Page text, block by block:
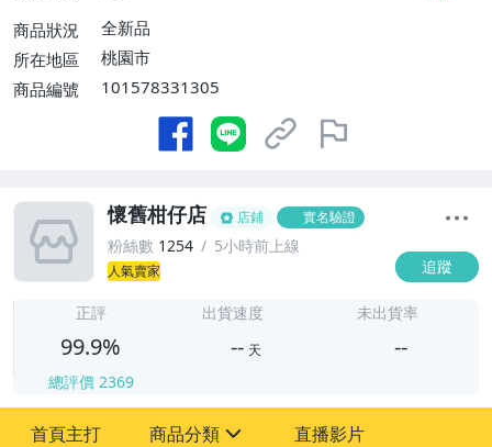
商品狀況
全新品
所在地區
桃園市
商品編號
101578331305
懷舊柑仔店 店鋪 實名驗證
粉絲數 1254 5小時前上線
人氣賣家 追蹤
正評
99.9%
總評價 2369
出貨速度
-- 天
未出貨率
--
首頁主打 商品分類 直播影片